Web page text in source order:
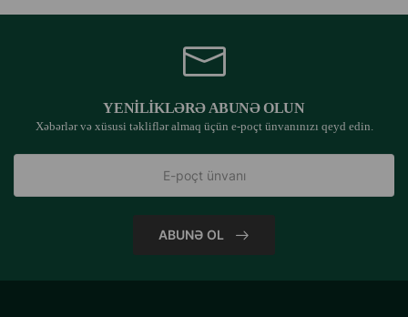
YENILIKLƏRƏ ABUNƏ OLUN
Xəbərlər və xüsusi təkliflər almaq üçün e-poçt ünvanınızı qeyd edin.
ABUNƏ OL